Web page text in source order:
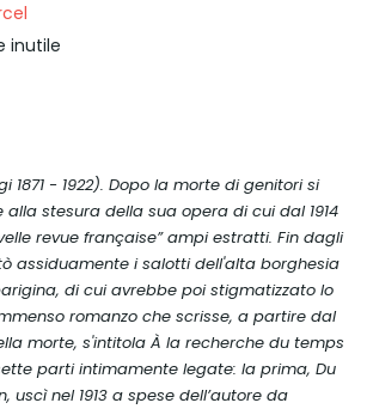
inutile
1871 - 1922). Dopo la morte di genitori si
stesura della sua opera di cui dal 1914
revue française” ampi estratti. Fin dagli
assiduamente i salotti dell'alta borghesia
di cui avrebbe poi stigmatizzato lo
romanzo che scrisse, a partire dal
morte, s'intitola À la recherche du temps
parti intimamente legate: la prima, Du
, uscì nel 1913 a spese dell’autore da